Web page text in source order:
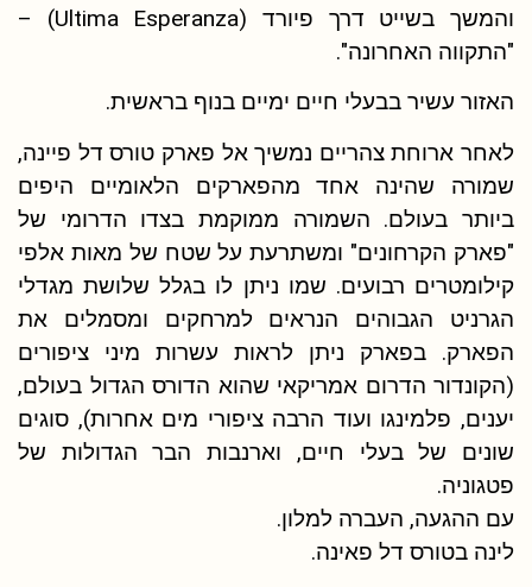
והמשך בשייט דרך פיורד (Ultima Esperanza) –
"התקווה האחרונה".
האזור עשיר בבעלי חיים ימיים בנוף בראשית.
לאחר ארוחת צהריים נמשיך אל פארק טורס דל פיינה,
שמורה שהינה אחד מהפארקים הלאומיים היפים
ביותר בעולם. השמורה ממוקמת בצדו הדרומי של
"פארק הקרחונים" ומשתרעת על שטח של מאות אלפי
קילומטרים רבועים. שמו ניתן לו בגלל שלושת מגדלי
הגרניט הגבוהים הנראים למרחקים ומסמלים את
הפארק. בפארק ניתן לראות עשרות מיני ציפורים
(הקונדור הדרום אמריקאי שהוא הדורס הגדול בעולם,
יענים, פלמינגו ועוד הרבה ציפורי מים אחרות), סוגים
שונים של בעלי חיים, וארנבות הבר הגדולות של
פטגוניה.
עם ההגעה, העברה למלון.
לינה בטורס דל פאינה.